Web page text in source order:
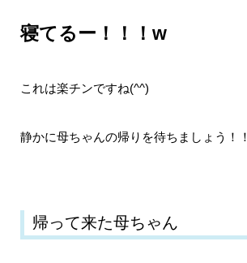
寝てるー！！！w
これは楽チンですね(^^)
静かに母ちゃんの帰りを待ちましょう！！
帰って来た母ちゃん